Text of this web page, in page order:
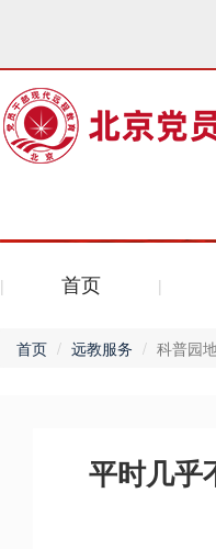
首页
首页 远教服务 科普园
平时几乎